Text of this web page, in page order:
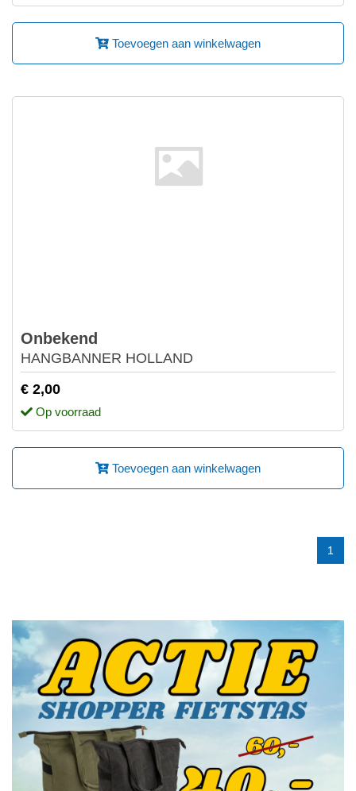
Toevoegen aan winkelwagen
Onbekend
HANGBANNER HOLLAND
€ 2,00
Op voorraad
Toevoegen aan winkelwagen
1